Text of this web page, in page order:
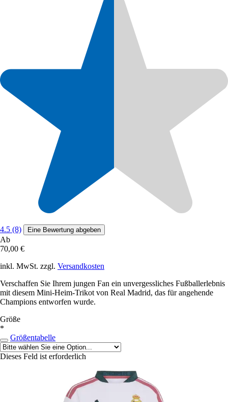
4.5 (8) Eine Bewertung abgeben
Ab
70,00 €
inkl. MwSt. zzgl. Versandkosten
Verschaffen Sie Ihrem jungen Fan ein unvergessliches Fußballerlebnis
mit diesem Mini-Heim-Trikot von Real Madrid, das für angehende
Champions entworfen wurde.
Größe
*
Größentabelle
Dieses Feld ist erforderlich